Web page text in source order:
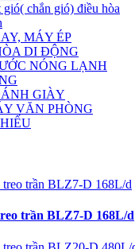
gió( chắn gió) điều hòa
MÁY ÉP
DI ĐỘNG
NÓNG LẠNH
GIÀY
VĂN PHÒNG
trần BLZ7-D 168L/d